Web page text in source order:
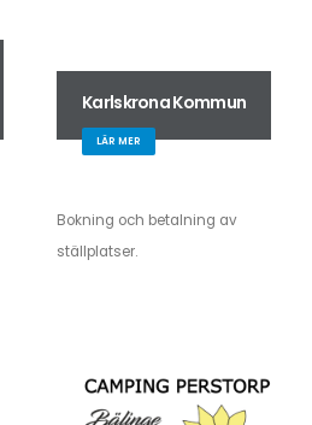
Karlskrona Kommun
LÄR MER
Bokning och betalning av
ställplatser.